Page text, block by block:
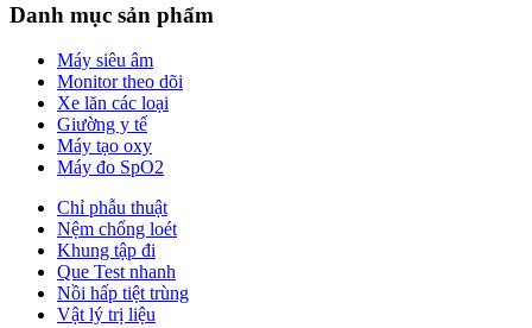
Danh mục sản phẩm
Máy siêu âm
Monitor theo dõi
Xe lăn các loại
Giường y tế
Máy tạo oxy
Máy đo SpO2
Chỉ phẫu thuật
Nệm chống loét
Khung tập đi
Que Test nhanh
Nồi hấp tiệt trùng
Vật lý trị liệu